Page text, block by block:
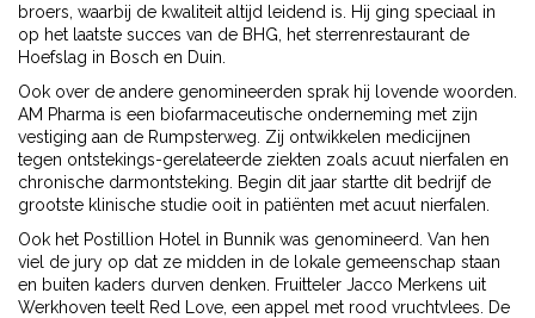
broers, waarbij de kwaliteit altijd leidend is. Hij ging speciaal in
op het laatste succes van de BHG, het sterrenrestaurant de
Hoefslag in Bosch en Duin.
Ook over de andere genomineerden sprak hij lovende woorden.
AM Pharma is een biofarmaceutische onderneming met zijn
vestiging aan de Rumpsterweg. Zij ontwikkelen medicijnen
tegen ontstekings-gerelateerde ziekten zoals acuut nierfalen en
chronische darmontsteking. Begin dit jaar startte dit bedrijf de
grootste klinische studie ooit in patiënten met acuut nierfalen.
Ook het Postillion Hotel in Bunnik was genomineerd. Van hen
viel de jury op dat ze midden in de lokale gemeenschap staan
en buiten kaders durven denken. Fruitteler Jacco Merkens uit
Werkhoven teelt Red Love, een appel met rood vruchtvlees. De